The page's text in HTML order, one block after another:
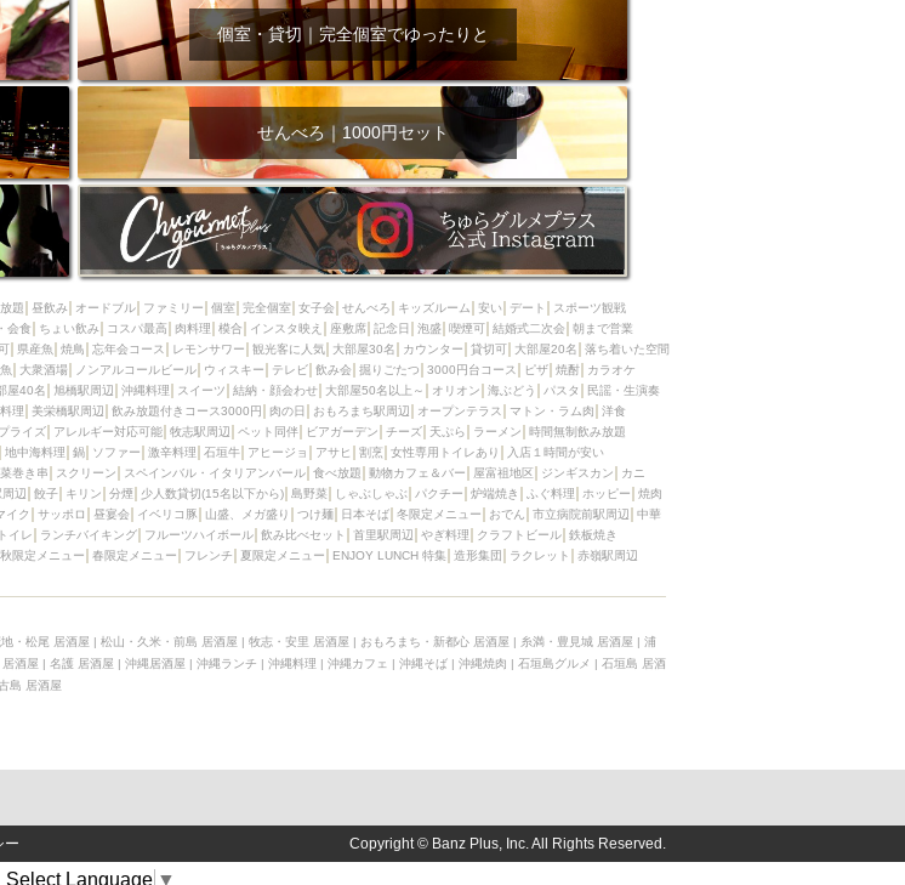
個室・貸切｜完全個室でゆったりと
せんべろ｜1000円セット
題 昼飲み オードブル ファミリー 個室 完全個室 女子会 せんべろ キッズルーム 安い デート
スポーツ観戦
会食 ちょい飲み コスパ最高 肉料理 模合 インスタ映え 座敷席 記念日 泡盛 喫煙可 結婚式二次会 朝まで営業
県産魚 焼鳥 忘年会コース レモンサワー 観光客に人気 大部屋30名 カウンター 貸切可 大部屋20名
落ち着いた空間
大衆酒場 ノンアルコールビール ウィスキー テレビ 飲み会 掘りごたつ 3000円台コース ピザ 焼酎
カラオケ
屋40名 旭橋駅周辺 沖縄料理 スイーツ 結納・顔会わせ 大部屋50名以上～ オリオン 海ぶどう パスタ
民謡・生演奏
理 美栄橋駅周辺 飲み放題付きコース3000円 肉の日 おもろまち駅周辺 オープンテラス マトン・ラム肉
洋食
ライズ アレルギー対応可能 牧志駅周辺 ペット同伴 ビアガーデン チーズ 天ぷら ラーメン
時間無制飲み放題
地中海料理 鍋 ソファー 激辛料理 石垣牛 アヒージョ アサヒ 割烹 女性専用トイレあり
入店１時間が安い
巻き串 スクリーン スペインバル・イタリアンバール 食べ放題 動物カフェ＆バー 屋富祖地区 ジンギスカン
カニ
辺 餃子 キリン 分煙 少人数貸切(15名以下から) 島野菜 しゃぶしゃぶ パクチー 炉端焼き ふぐ料理 ホッピー
焼肉
イク サッポロ 昼宴会 イベリコ豚 山盛、メガ盛り つけ麺 日本そば 冬限定メニュー おでん 市立病院前駅周辺
中華
イレ ランチバイキング フルーツハイボール 飲み比べセット 首里駅周辺 やぎ料理 クラフトビール 鉄板焼き
秋限定メニュー 春限定メニュー フレンチ 夏限定メニュー ENJOY LUNCH 特集 造形集団 ラクレット
赤嶺駅周辺
・松尾 居酒屋 | 松山・久米・前島 居酒屋 | 牧志・安里 居酒屋 | おもろまち・新都心 居酒屋 | 糸満・豊見城 居酒屋 | 浦
酒屋 | 名護 居酒屋 | 沖縄居酒屋 | 沖縄ランチ | 沖縄料理 | 沖縄カフェ | 沖縄そば | 沖縄焼肉 | 石垣島グルメ | 石垣島 居酒
島 居酒屋
ー Copyright © Banz Plus, Inc. All Rights Reserved.
Select Language ▼